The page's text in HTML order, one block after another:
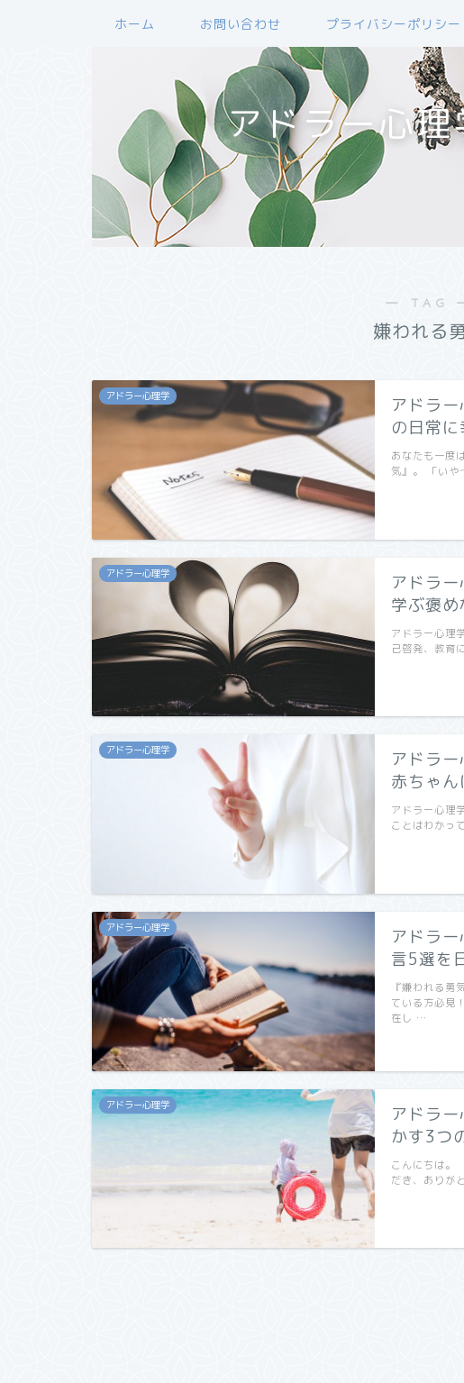
ホーム お問い合わせ プライバシーポリシー
アドラー心
― TAG
嫌われる
アドラー心理学
アドラ
の日常
あなたも一度
気』。 「い
アドラー心理学
アドラ
学ぶ褒
アドラー心理
己啓発、教育
アドラー心理学
アドラ
赤ちゃ
アドラー心理
ことはわかっ
アドラー心理学
アドラ
言5選を
『嫌われる勇
ている方必見
在し …
アドラー心理学
アドラ
かす3つ
こんにちは。
だき、ありが